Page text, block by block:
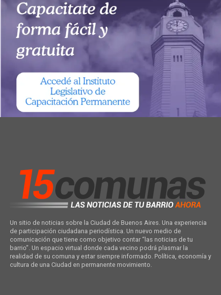
Un sitio de noticias sobre la Ciudad de Buenos Aires. Una experiencia
de participación ciudadana periodística. Un nuevo medio de
comunicación que tiene como objetivo contar “las noticias de tu
barrio”. Un espacio virtual donde cada vecino podrá plasmar la
realidad de su comuna y estar siempre informado. Política, economía y
cultura de una Ciudad en permanente movimiento.